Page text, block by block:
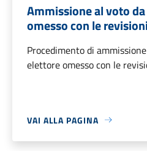
Ammissione al voto
omesso con le revisioni
Procedimento di
elettore omesso con le
VAI ALLA PAGINA